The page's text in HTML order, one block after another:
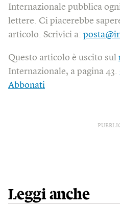
Internazionale pubblica
lettere. Ci piacerebbe
articolo. Scrivici a:
Questo articolo è uscito sul
Internazionale, a pagina 43.
Abbonati
Leggi anche